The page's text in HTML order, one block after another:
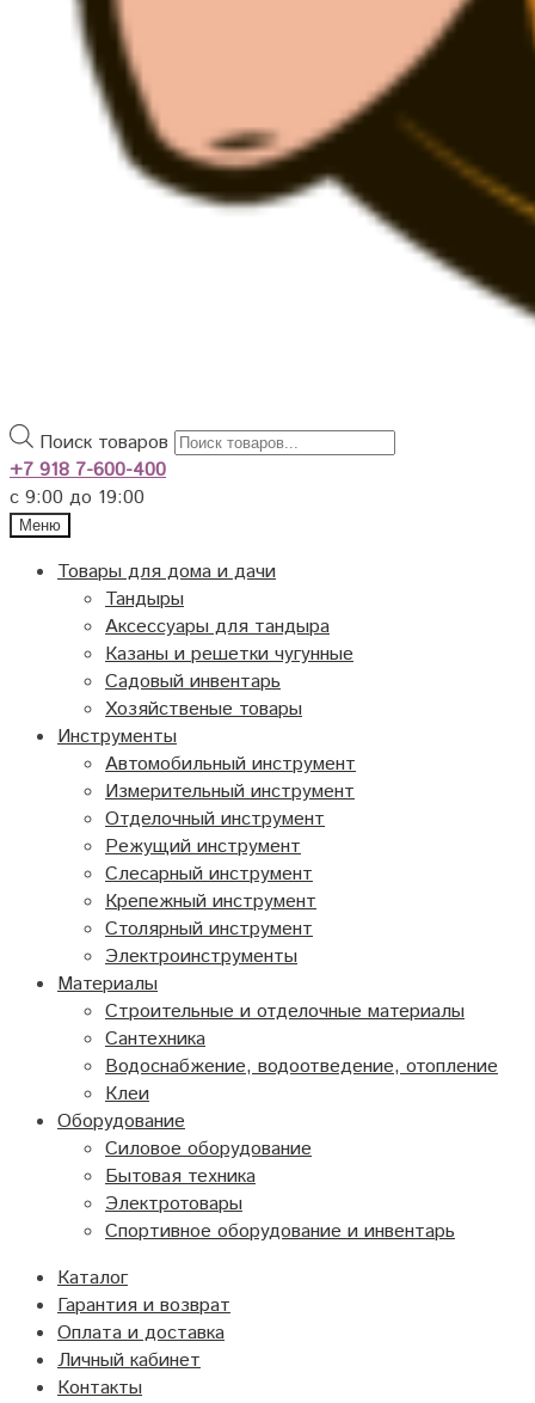
Поиск товаров
+7 918 7-600-400
с 9:00 до 19:00
Меню
Товары для дома и дачи
Тандыры
Аксессуары для тандыра
Казаны и решетки чугунные
Садовый инвентарь
Хозяйственые товары
Инструменты
Автомобильный инструмент
Измерительный инструмент
Отделочный инструмент
Режущий инструмент
Слесарный инструмент
Крепежный инструмент
Столярный инструмент
Электроинструменты
Материалы
Строительные и отделочные материалы
Сантехника
Водоснабжение, водоотведение, отопление
Клеи
Оборудование
Силовое оборудование
Бытовая техника
Электротовары
Спортивное оборудование и инвентарь
Каталог
Гарантия и возврат
Оплата и доставка
Личный кабинет
Контакты